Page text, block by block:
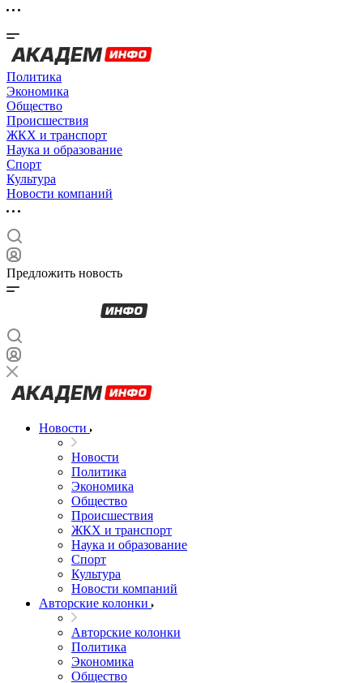
Политика
Экономика
Общество
Происшествия
ЖКХ и транспорт
Наука и образование
Спорт
Культура
Новости компаний
Предложить новость
Новости
Новости
Политика
Экономика
Общество
Происшествия
ЖКХ и транспорт
Наука и образование
Спорт
Культура
Новости компаний
Авторские колонки
Авторские колонки
Политика
Экономика
Общество